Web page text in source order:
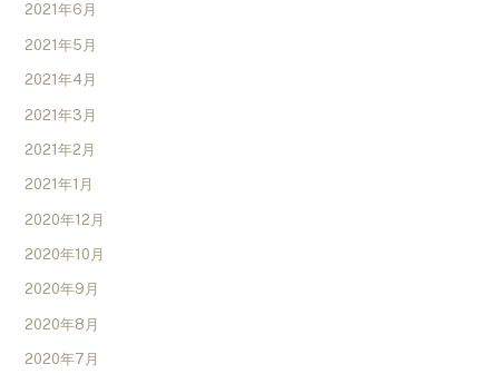
2021年6月
2021年5月
2021年4月
2021年3月
2021年2月
2021年1月
2020年12月
2020年10月
2020年9月
2020年8月
2020年7月